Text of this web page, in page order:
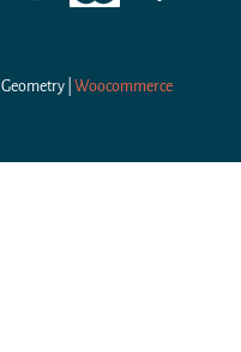
Geometry Woocommerce